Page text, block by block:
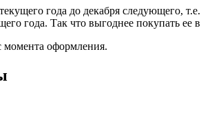
года до декабря следующего,
года. Так что выгоднее покупать ее в
момента оформления.